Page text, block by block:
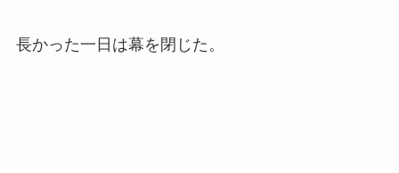
長かった一日は幕を閉じた。